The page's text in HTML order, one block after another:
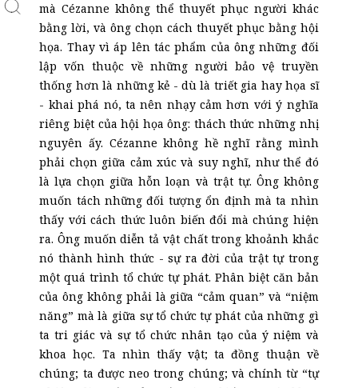
mà Cézanne không thể thuyết phục người khác
bằng lời, và ông chọn cách thuyết phục bằng hội
họa. Thay vì áp lên tác phẩm của ông những đối
lập vốn thuộc về những người bảo vệ truyền
thống hơn là những kẻ - dù là triết gia hay họa sĩ
- khai phá nó, ta nên nhạy cảm hơn với ý nghĩa
riêng biệt của hội họa ông: thách thức những nhị
nguyên ấy. Cézanne không hề nghĩ rằng mình
phải chọn giữa cảm xúc và suy nghĩ, như thể đó
là lựa chọn giữa hỗn loạn và trật tự. Ông không
muốn tách những đối tượng ổn định mà ta nhìn
thấy với cách thức luôn biến đổi mà chúng hiện
ra. Ông muốn diễn tả vật chất trong khoảnh khắc
nó thành hình thức - sự ra đời của trật tự trong
một quá trình tổ chức tự phát. Phân biệt căn bản
của ông không phải là giữa “cảm quan” và “niệm
năng” mà là giữa sự tổ chức tự phát của những gì
ta tri giác và sự tổ chức nhân tạo của ý niệm và
khoa học. Ta nhìn thấy vật; ta đồng thuận về
chúng; ta được neo trong chúng; và chính từ “tự